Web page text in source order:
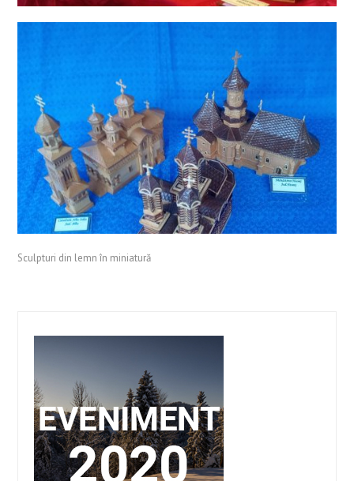
Sculpturi din lemn în miniatură